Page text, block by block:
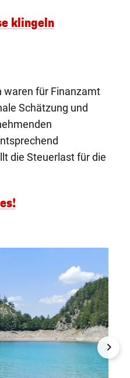
klingeln
waren für Finanzamt
Schätzung und
die Steuerlast für die